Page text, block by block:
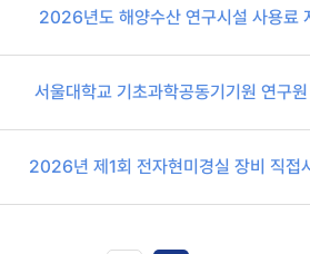
2026년도 해양수산 연구시설 사용료
서울대학교 기초과학공동기기원 연구
2026년 제1회 전자현미경실 장비 직접